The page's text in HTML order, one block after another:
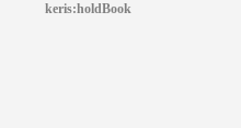
keris:holdBook